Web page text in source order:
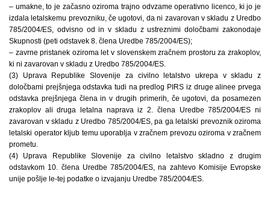
– umakne, to je začasno oziroma trajno odvzame operativno licenco, ki jo je
izdala letalskemu prevozniku, če ugotovi, da ni zavarovan v skladu z Uredbo
785/2004/ES, odvisno od in v skladu z ustreznimi določbami zakonodaje
Skupnosti (peti odstavek 8. člena Uredbe 785/2004/ES);
– zavrne pristanek oziroma let v slovenskem zračnem prostoru za zrakoplov,
ki ni zavarovan v skladu z Uredbo 785/2004/ES.
(3) Uprava Republike Slovenije za civilno letalstvo ukrepa v skladu z
določbami prejšnjega odstavka tudi na predlog PIRS iz druge alinee prvega
odstavka prejšnjega člena in v drugih primerih, če ugotovi, da posamezen
zrakoplov ali druga letalna naprava iz 2. člena Uredbe 785/2004/ES ni
zavarovan v skladu z Uredbo 785/2004/ES, pa ga letalski prevoznik oziroma
letalski operator kljub temu uporablja v zračnem prevozu oziroma v zračnem
prometu.
(4) Uprava Republike Slovenije za civilno letalstvo skladno z drugim
odstavkom 10. člena Uredbe 785/2004/ES, na zahtevo Komisije Evropske
unije pošlje le-tej podatke o izvajanju Uredbe 785/2004/ES.